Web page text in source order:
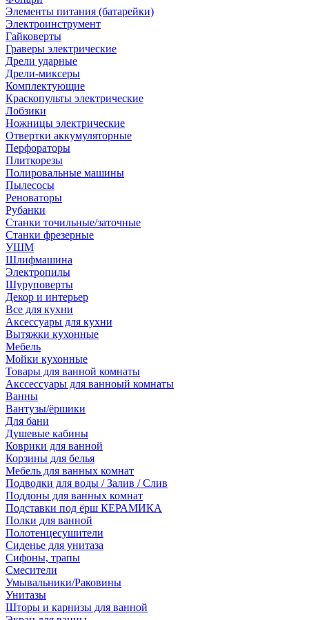
Элементы питания (батарейки)
Электроинструмент
Гайковерты
Граверы электрические
Дрели ударные
Дрели-миксеры
Комплектующие
Краскопульты электрические
Лобзики
Ножницы электрические
Отвертки аккумуляторные
Перфораторы
Плиткорезы
Полировальные машины
Пылесосы
Реноваторы
Рубанки
Станки точильные/заточные
Станки фрезерные
УШМ
Шлифмашина
Электропилы
Шуруповерты
Декор и интерьер
Все для кухни
Аксессуары для кухни
Вытяжки кухонные
Мебель
Мойки кухонные
Товары для ванной комнаты
Акссессуары для ванноый комнаты
Ванны
Вантузы/ёршики
Для бани
Душевые кабины
Коврики для ванной
Корзины для белья
Мебель для ванных комнат
Подводки для воды / Залив / Слив
Поддоны для ванных комнат
Подставки под ёрш КЕРАМИКА
Полки для ванной
Полотенцесушители
Сиденье для унитаза
Сифоны, трапы
Смесители
Умывальники/Раковины
Унитазы
Шторы и карнизы для ванной